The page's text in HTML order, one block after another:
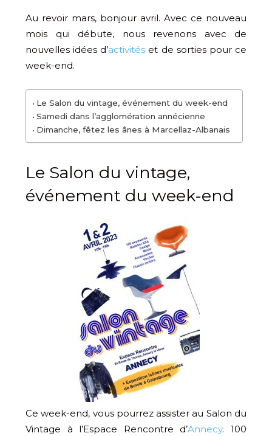
Au revoir mars, bonjour avril. Avec ce nouveau
mois qui débute, nous revenons avec de
nouvelles idées d’activités et de sorties pour ce
week-end.
Le Salon du vintage, événement du week-end
Samedi dans l’agglomération annécienne
Dimanche, fêtez les ânes à Marcellaz-Albanais
Le Salon du vintage,
événement du week-end
Ce week-end, vous pourrez assister au Salon du
Vintage à l’Espace Rencontre d’Annecy. 100